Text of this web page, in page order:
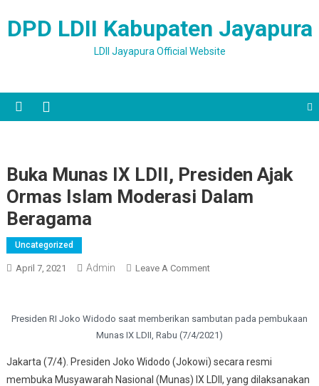
DPD LDII Kabupaten Jayapura
LDII Jayapura Official Website
Buka Munas IX LDII, Presiden Ajak
Ormas Islam Moderasi Dalam
Beragama
Uncategorized
April 7, 2021 Admin Leave A CommentOn Buka Munas IX LDII,
Beragama
Presiden RI Joko Widodo saat memberikan sambutan pada pembukaan
Munas IX LDII, Rabu (7/4/2021)
Jakarta (7/4). Presiden Joko Widodo (Jokowi) secara resmi
membuka Musyawarah Nasional (Munas) IX LDII, yang dilaksanakan